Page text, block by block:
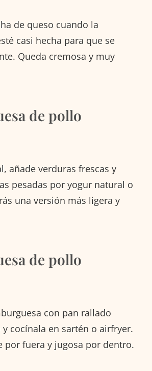
de queso cuando la
casi hecha para que se
Queda cremosa y muy
de pollo
añade verduras frescas y
pesadas por yogur natural o
una versión más ligera y
de pollo
con pan rallado
cocínala en sartén o airfryer.
por fuera y jugosa por dentro.